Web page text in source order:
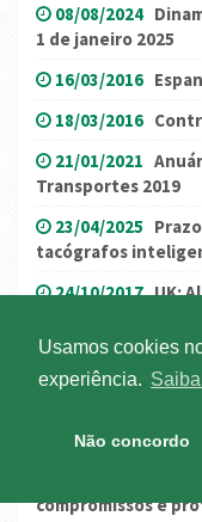
Usamos cookies
experiência.
Não concordo
08/08/2024
1 de janeiro 2025
16/03/2016
18/03/2016
21/01/2021
Transportes 2019
23/04/2025
tacógrafos
24/10/2017 UK:
21/07/2016
01/07/2016
compromissos e